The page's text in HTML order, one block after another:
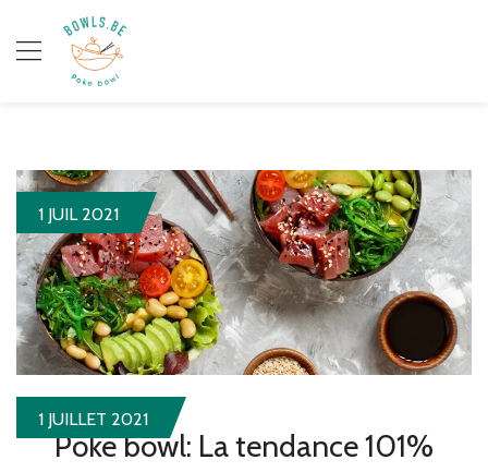
1 JUIL 2021
1 JUILLET 2021
Poke bowl: La tendance 101%